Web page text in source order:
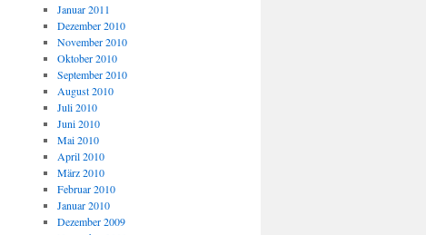
Januar 2011
Dezember 2010
November 2010
Oktober 2010
September 2010
August 2010
Juli 2010
Juni 2010
Mai 2010
April 2010
März 2010
Februar 2010
Januar 2010
Dezember 2009